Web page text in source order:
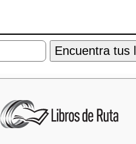
Encuentra tus